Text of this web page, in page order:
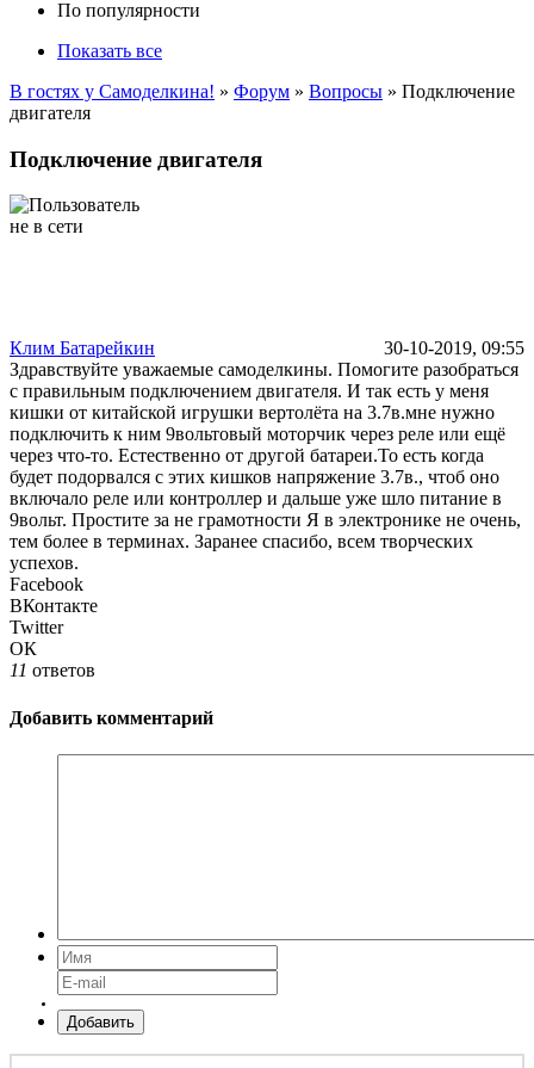
По популярности
Показать все
В гостях у Самоделкина! » Форум » Вопросы » Подключение
двигателя
Подключение двигателя
Клим Батарейкин
30-10-2019, 09:55
Здравствуйте уважаемые самоделкины. Помогите разобраться
с правильным подключением двигателя. И так есть у меня
кишки от китайской игрушки вертолёта на 3.7в.мне нужно
подключить к ним 9вольтовый моторчик через реле или ещё
через что-то. Естественно от другой батареи.То есть когда
будет подорвался с этих кишков напряжение 3.7в., чтоб оно
включало реле или контроллер и дальше уже шло питание в
9вольт. Простите за не грамотности Я в электронике не очень,
тем более в терминах. Заранее спасибо, всем творческих
успехов.
Facebook
ВКонтакте
Twitter
ОК
11 ответов
Добавить комментарий
Добавить